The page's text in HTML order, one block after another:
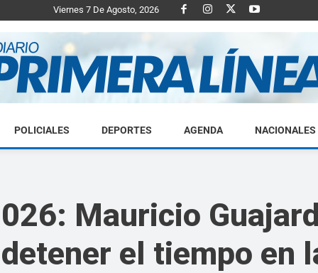
Viernes 7 De Agosto, 2026
Diario
Primera
POLICIALES DEPORTES AGENDA NACIONALES
Mauricio
el tiempo en